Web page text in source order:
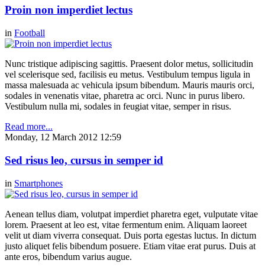
Proin non imperdiet lectus
in Football
Nunc tristique adipiscing sagittis. Praesent dolor metus, sollicitudin
vel scelerisque sed, facilisis eu metus. Vestibulum tempus ligula in
massa malesuada ac vehicula ipsum bibendum. Mauris mauris orci,
sodales in venenatis vitae, pharetra ac orci. Nunc in purus libero.
Vestibulum nulla mi, sodales in feugiat vitae, semper in risus.
Read more...
Monday, 12 March 2012 12:59
Sed risus leo, cursus in semper id
in Smartphones
Aenean tellus diam, volutpat imperdiet pharetra eget, vulputate vitae
lorem. Praesent at leo est, vitae fermentum enim. Aliquam laoreet
velit ut diam viverra consequat. Duis porta egestas luctus. In dictum
justo aliquet felis bibendum posuere. Etiam vitae erat purus. Duis at
ante eros, bibendum varius augue.